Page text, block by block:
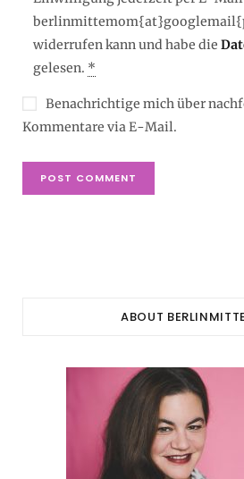
widerrufen kann und habe die
gelesen. *
Benachrichtige mich über
Kommentare via E-Mail.
ABOUT